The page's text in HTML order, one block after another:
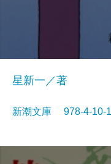
星新一／著
新潮文庫 978-4-